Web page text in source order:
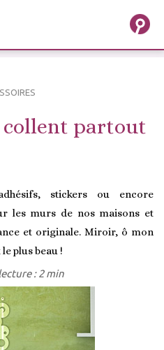
collent partout
stickers ou encore
les murs de nos maisons et
et originale. Miroir, ô mon
plus beau !
: 2 min